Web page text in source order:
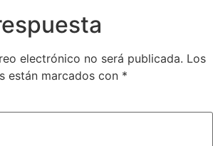
electrónico no será publicada. Los
están marcados con *